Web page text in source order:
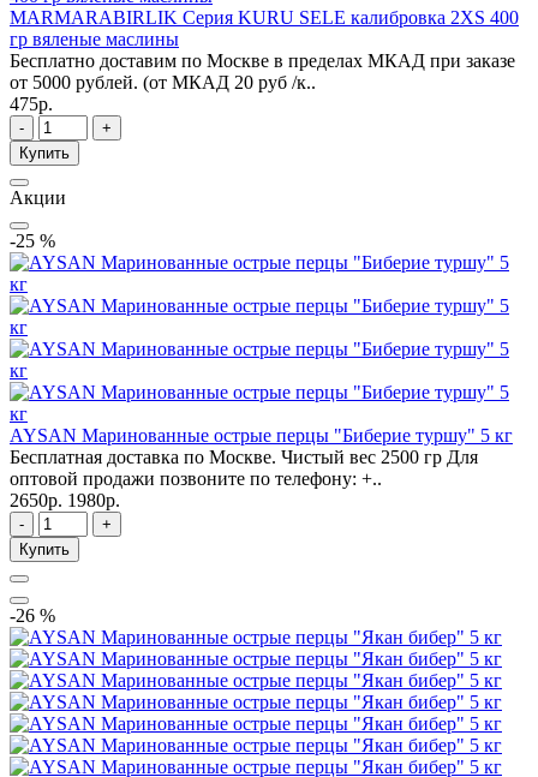
MARMARABIRLIK Серия KURU SELE калибровка 2XS 400
гр вяленые маслины
Бесплатно доставим по Москве в пределах МКАД при заказе
от 5000 рублей. (от МКАД 20 руб /к..
475р.
-
+
Купить
Акции
-25 %
AYSAN Маринованные острые перцы "Биберие туршу" 5 кг
Бесплатная доставка по Москве. Чистый вес 2500 гр Для
оптовой продажи позвоните по телефону: +..
2650р. 1980р.
-
+
Купить
-26 %